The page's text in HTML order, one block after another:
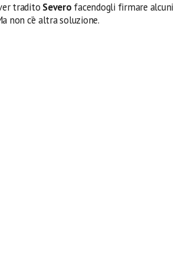
tradito Severo facendogli firmare alcuni
non c’è altra soluzione.